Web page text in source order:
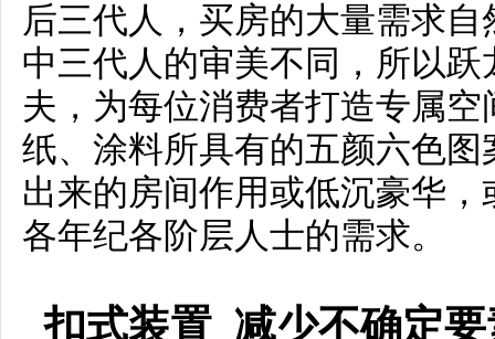
后三代人，买房的大量需求
中三代人的审美不同，所以
夫，为每位消费者打造专属
纸、涂料所具有的五颜六色
出来的房间作用或低沉豪华
各年纪各阶层人士的需求。
扣式装置 减少不确定要